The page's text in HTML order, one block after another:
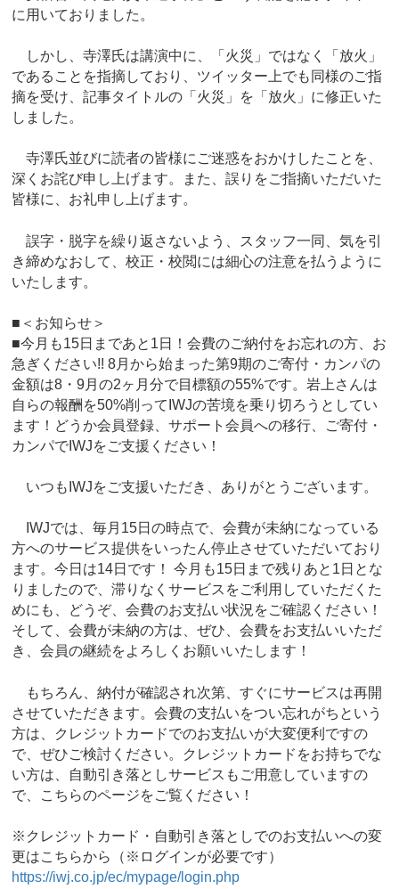
に用いておりました。
しかし、寺澤氏は講演中に、「火災」ではなく「放火」
であることを指摘しており、ツイッター上でも同様のご指
摘を受け、記事タイトルの「火災」を「放火」に修正いた
しました。
寺澤氏並びに読者の皆様にご迷惑をおかけしたことを、
深くお詫び申し上げます。また、誤りをご指摘いただいた
皆様に、お礼申し上げます。
誤字・脱字を繰り返さないよう、スタッフ一同、気を引
き締めなおして、校正・校閲には細心の注意を払うように
いたします。
■＜お知らせ＞
■今月も15日まであと1日！会費のご納付をお忘れの方、お
急ぎください!! 8月から始まった第9期のご寄付・カンパの
金額は8・9月の2ヶ月分で目標額の55%です。岩上さんは
自らの報酬を50%削ってIWJの苦境を乗り切ろうとしてい
ます！どうか会員登録、サポート会員への移行、ご寄付・
カンパでIWJをご支援ください！
いつもIWJをご支援いただき、ありがとうございます。
IWJでは、毎月15日の時点で、会費が未納になっている
方へのサービス提供をいったん停止させていただいており
ます。今日は14日です！ 今月も15日まで残りあと1日とな
りましたので、滞りなくサービスをご利用していただくた
めにも、どうぞ、会費のお支払い状況をご確認ください！
そして、会費が未納の方は、ぜひ、会費をお支払いいただ
き、会員の継続をよろしくお願いいたします！
もちろん、納付が確認され次第、すぐにサービスは再開
させていただきます。会費の支払いをつい忘れがちという
方は、クレジットカードでのお支払いが大変便利ですの
で、ぜひご検討ください。クレジットカードをお持ちでな
い方は、自動引き落としサービスもご用意していますの
で、こちらのページをご覧ください！
※クレジットカード・自動引き落としでのお支払いへの変
更はこちらから（※ログインが必要です）
https://iwj.co.jp/ec/mypage/login.php